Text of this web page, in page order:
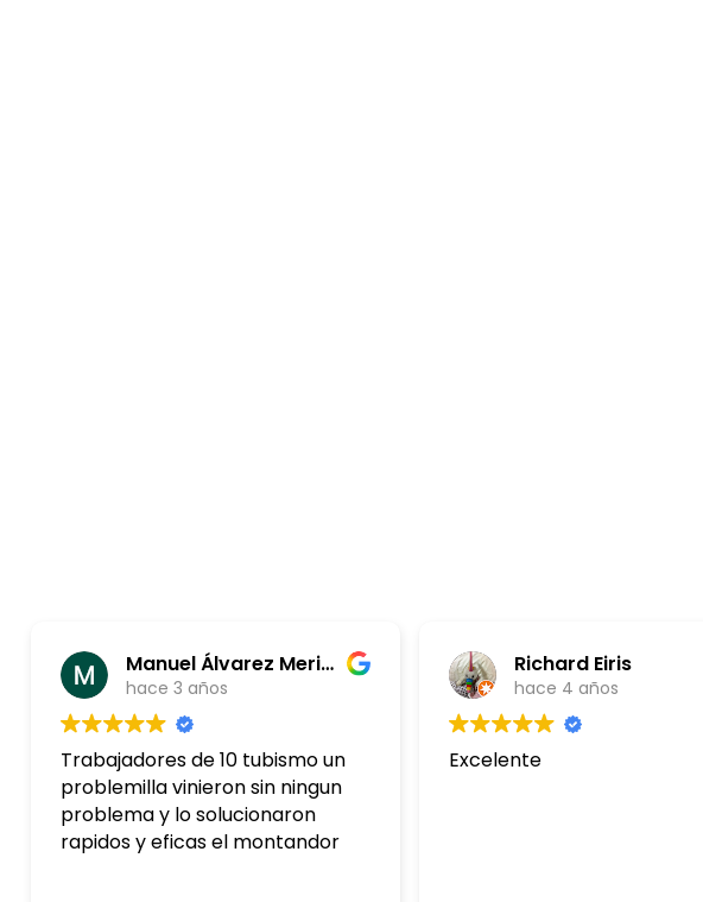
Manuel Álvarez Merino
hace 3 años
Trabajadores de 10 tubismo un
problemilla vinieron sin ningun
problema y lo solucionaron
rapidos y eficas el montandor
Richard Eiris
hace 4 años
Excelente